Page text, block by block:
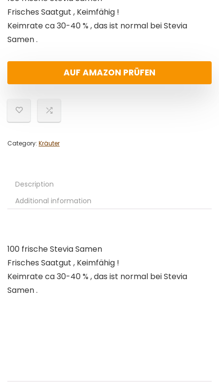
Frisches Saatgut , Keimfähig !
Keimrate ca 30-40 % , das ist normal bei Stevia
Samen .
AUF AMAZON PRÜFEN
Category: Kräuter
Description
Additional information
100 frische Stevia Samen
Frisches Saatgut , Keimfähig !
Keimrate ca 30-40 % , das ist normal bei Stevia
Samen .